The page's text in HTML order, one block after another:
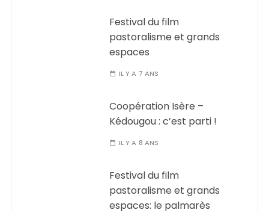
Festival du film
pastoralisme et grands
espaces
IL Y A 7 ANS
Coopération Isère –
Kédougou : c’est parti !
IL Y A 8 ANS
Festival du film
pastoralisme et grands
espaces: le palmarès